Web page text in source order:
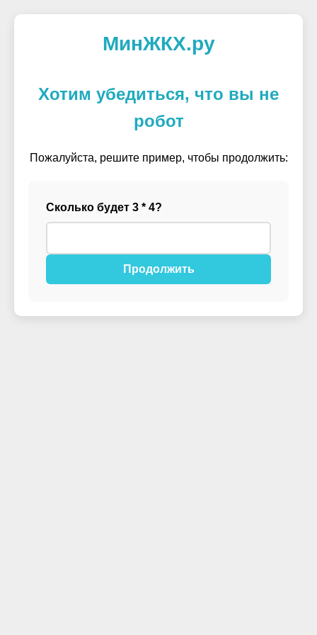
МинЖКХ.ру
Хотим убедиться, что вы не
робот
Пожалуйста, решите пример, чтобы продолжить:
Сколько будет 3 * 4?
Продолжить